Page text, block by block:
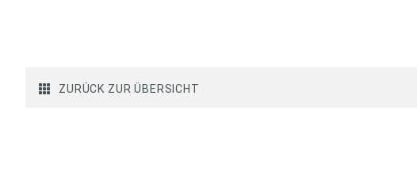
ZURÜCK ZUR ÜBERSICHT